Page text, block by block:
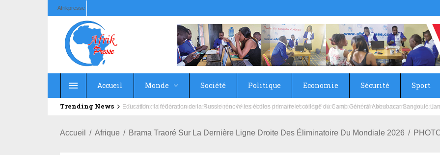
Afrikpresse
Accueil Monde Société Politique Economie Sécurité Sport
Trending News Education : la fédération de la Russie rénove les écoles primaire et collège du Camp Général Aboubacar Sangoulé
Accueil Afrique Brama Traoré Sur La Dernière Ligne Droite Des Éliminatoire Du Mondiale 2026